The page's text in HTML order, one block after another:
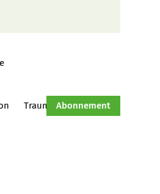
Traumtraktor Hof-Management
Abonnement